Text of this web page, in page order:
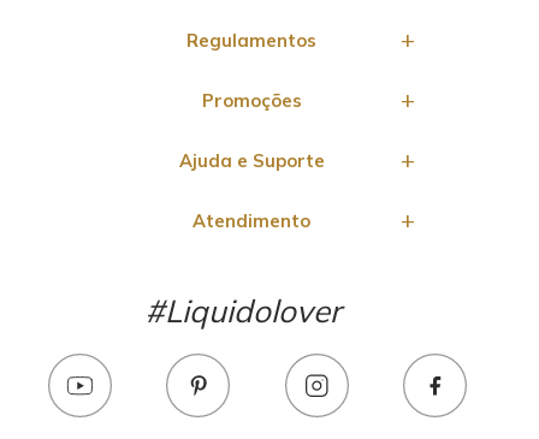
Regulamentos
Promoções
Ajuda e Suporte
Atendimento
#Liquidolover